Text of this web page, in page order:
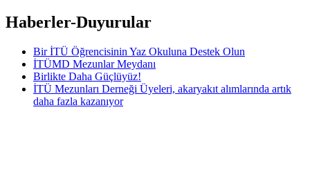
Haberler-Duyurular
Bir İTÜ Öğrencisinin Yaz Okuluna Destek Olun
İTÜMD Mezunlar Meydanı
Birlikte Daha Güçlüyüz!
İTÜ Mezunları Derneği Üyeleri, akaryakıt alımlarında artık
daha fazla kazanıyor